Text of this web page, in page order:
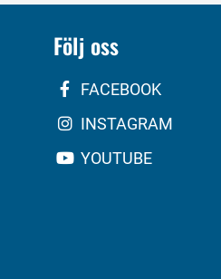
Följ oss
FACEBOOK
INSTAGRAM
YOUTUBE